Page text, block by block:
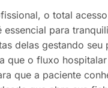
o total
essencial para
delas gestando seu
que o fluxo
que a paciente